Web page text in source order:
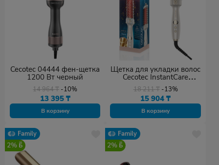
Cecotec 04444 фен-щетка
1200 Вт черный
14 964₸ -10%
13 395 ₸
В корзину
Щетка для укладки волос
Cecotec InstantCare
ThermoGlow бежевый
18 211₸ -13%
15 904₸
В корзину
Family
2%
Family
2%